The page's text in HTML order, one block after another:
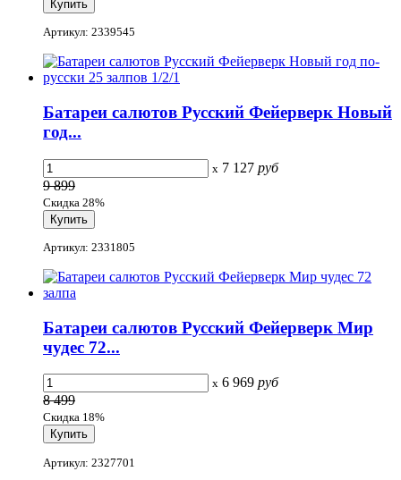
Артикул: 2339545
Батареи салютов Русский Фейерверк Новый
год...
x 7 127 руб
9 899
Скидка 28%
Артикул: 2331805
Батареи салютов Русский Фейерверк Мир
чудес 72...
x 6 969 руб
8 499
Скидка 18%
Артикул: 2327701